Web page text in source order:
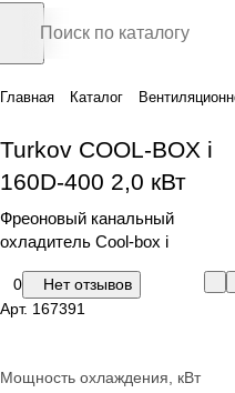
Главная Каталог
Turkov COOL-BOX i
160D-400 2,0 кВт
Фреоновый канальный
охладитель Cool-box i
0
Нет отзывов
Арт. 167391
Мощность охлаждения, кВт